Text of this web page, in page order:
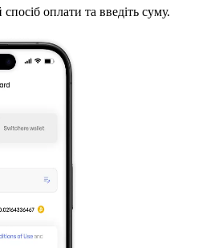
оплати та введіть суму.